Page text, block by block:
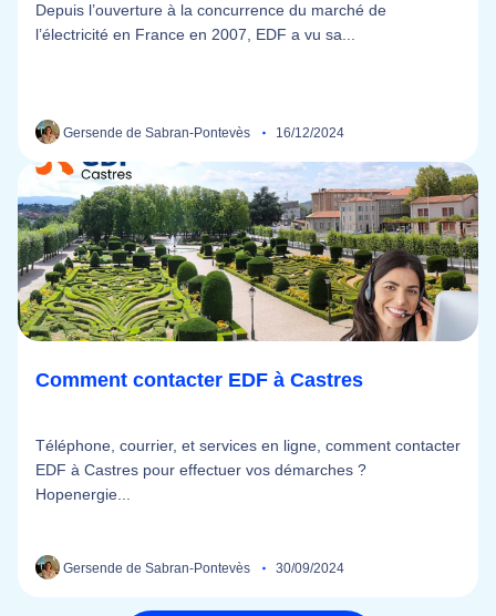
Depuis l’ouverture à la concurrence du marché de
l’électricité en France en 2007, EDF a vu sa...
Gersende de Sabran-Pontevès 16/12/2024
Comment contacter EDF à Castres
Téléphone, courrier, et services en ligne, comment contacter
EDF à Castres pour effectuer vos démarches ?
Hopenergie...
Gersende de Sabran-Pontevès 30/09/2024